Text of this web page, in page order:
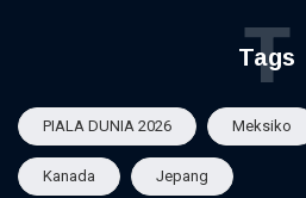
Tags
T
PIALA DUNIA 2026 Meksiko
Kanada Jepang